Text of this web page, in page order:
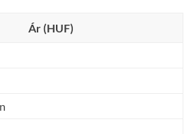
Ár (HUF)